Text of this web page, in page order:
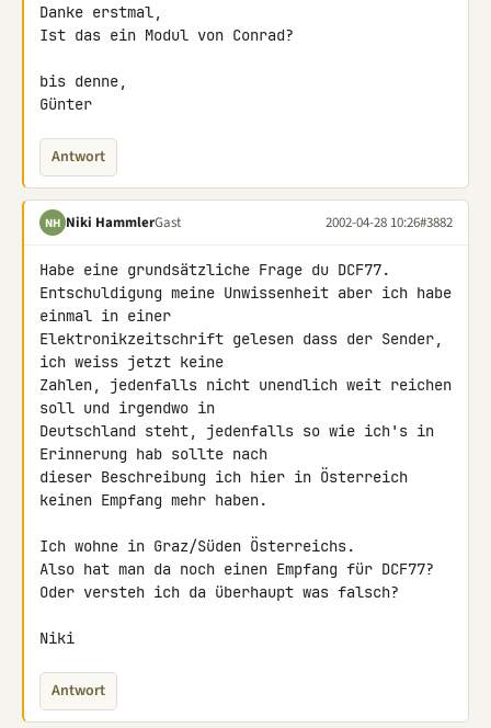
Danke erstmal,
Ist das ein Modul von Conrad?
bis denne,
Günter
Antwort
NH Niki HammlerGast 2002-04-28 10:26#3882
Habe eine grundsätzliche Frage du DCF77.
Entschuldigung meine Unwissenheit aber ich habe
einmal in einer
Elektronikzeitschrift gelesen dass der Sender,
ich weiss jetzt keine
Zahlen, jedenfalls nicht unendlich weit reichen
soll und irgendwo in
Deutschland steht, jedenfalls so wie ich's in
Erinnerung hab sollte nach
dieser Beschreibung ich hier in Österreich
keinen Empfang mehr haben.
Ich wohne in Graz/Süden Österreichs.
Also hat man da noch einen Empfang für DCF77?
Oder versteh ich da überhaupt was falsch?
Niki
Antwort